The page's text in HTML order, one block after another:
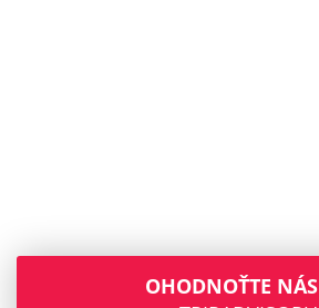
OHODNOŤTE NÁS